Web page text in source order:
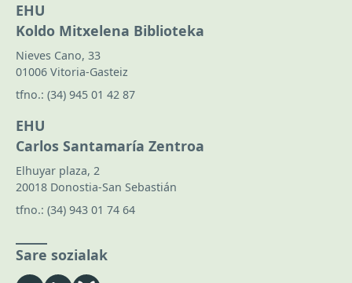
EHU
Koldo Mitxelena Biblioteka
Nieves Cano, 33
01006 Vitoria-Gasteiz
tfno.: (34) 945 01 42 87
EHU
Carlos Santamaría Zentroa
Elhuyar plaza, 2
20018 Donostia-San Sebastián
tfno.: (34) 943 01 74 64
Sare sozialak